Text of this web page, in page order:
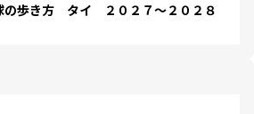
歩き方 タイ ２０２７～２０２８